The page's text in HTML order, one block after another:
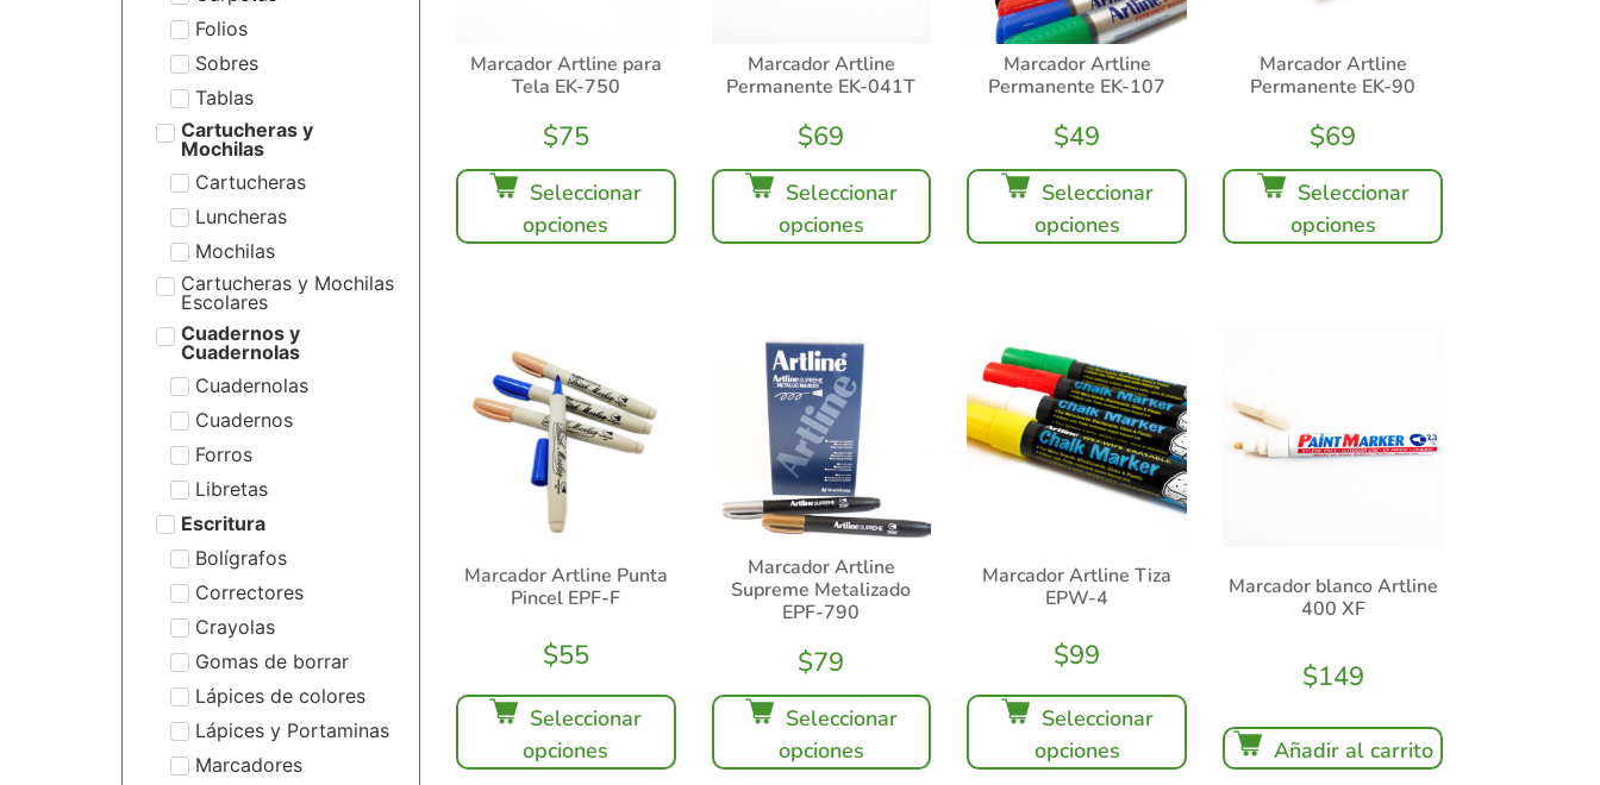
Folios
Sobres
Tablas
Cartucheras y
Mochilas
Cartucheras
Luncheras
Mochilas
Cartucheras y Mochilas
Escolares
Cuadernos y
Cuadernolas
Cuadernolas
Cuadernos
Forros
Libretas
Escritura
Bolígrafos
Correctores
Crayolas
Gomas de borrar
Lápices de colores
Lápices y Portaminas
Marcadores
Marcador Artline para
Tela EK-750
$75
Seleccionar
opciones
Marcador Artline
Permanente EK-041T
$69
Seleccionar
opciones
Marcador Artline
Permanente EK-107
$49
Seleccionar
opciones
Marcador Artline
Permanente EK-90
$69
Seleccionar
opciones
Marcador Artline Punta
Pincel EPF-F
$55
Seleccionar
opciones
Marcador Artline
Supreme Metalizado
EPF-790
$79
Seleccionar
opciones
Marcador Artline Tiza
EPW-4
$99
Seleccionar
opciones
Marcador blanco Artline
400 XF
$149
Añadir al carrito